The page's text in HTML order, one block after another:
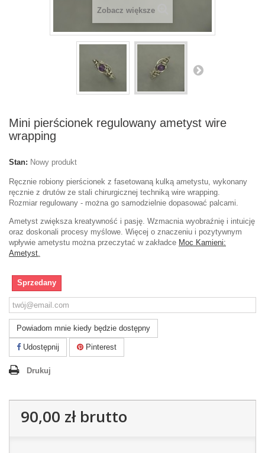
Zobacz większe
Mini pierścionek regulowany ametyst wire
wrapping
Stan: Nowy produkt
Ręcznie robiony pierścionek z fasetowaną kulką ametystu, wykonany
ręcznie z drutów ze stali chirurgicznej techniką wire wrapping.
Rozmiar regulowany - można go samodzielnie dopasować palcami.
Ametyst zwiększa kreatywność i pasję. Wzmacnia wyobraźnię i intuicję
oraz doskonali procesy myślowe. Więcej o znaczeniu i pozytywnym
wpływie ametystu można przeczytać w zakładce Moc Kamieni:
Ametyst.
Sprzedany
Powiadom mnie kiedy będzie dostępny
Udostępnij Pinterest
Drukuj
90,00 złbrutto